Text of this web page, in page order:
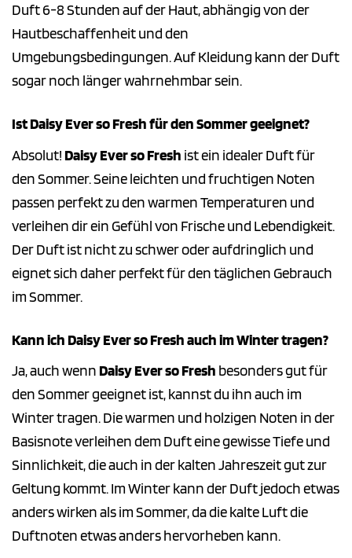
Duft 6-8 Stunden auf der Haut, abhängig von der
Hautbeschaffenheit und den
Umgebungsbedingungen. Auf Kleidung kann der Duft
sogar noch länger wahrnehmbar sein.
Ist Daisy Ever so Fresh für den Sommer geeignet?
Absolut!Daisy Ever so Fresh ist ein idealer Duft für
den Sommer. Seine leichten und fruchtigen Noten
passen perfekt zu den warmen Temperaturen und
verleihen dir ein Gefühl von Frische und Lebendigkeit.
Der Duft ist nicht zu schwer oder aufdringlich und
eignet sich daher perfekt für den täglichen Gebrauch
im Sommer.
Kann ich Daisy Ever so Fresh auch im Winter tragen?
Ja, auch wennDaisy Ever so Fresh besonders gut für
den Sommer geeignet ist, kannst du ihn auch im
Winter tragen. Die warmen und holzigen Noten in der
Basisnote verleihen dem Duft eine gewisse Tiefe und
Sinnlichkeit, die auch in der kalten Jahreszeit gut zur
Geltung kommt. Im Winter kann der Duft jedoch etwas
anders wirken als im Sommer, da die kalte Luft die
Duftnoten etwas anders hervorheben kann.